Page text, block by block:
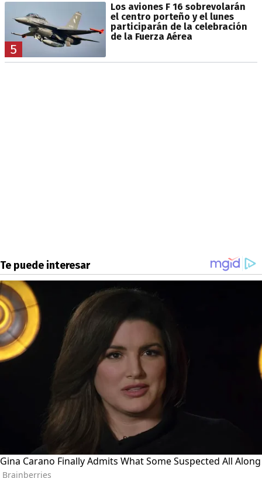
5
Los aviones F 16 sobrevolarán
el centro porteño y el lunes
participarán de la celebración
de la Fuerza Aérea